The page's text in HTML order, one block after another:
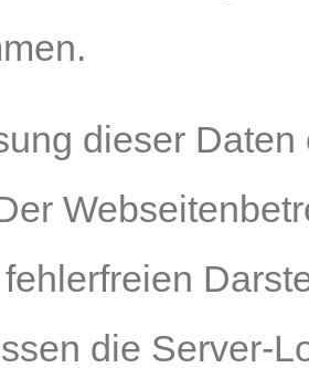
dieser
die Server-